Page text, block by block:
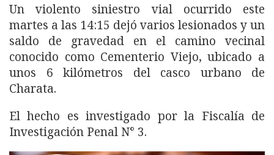
Un violento siniestro vial ocurrido este
martes a las 14:15 dejó varios lesionados y un
saldo de gravedad en el camino vecinal
conocido como Cementerio Viejo, ubicado a
unos 6 kilómetros del casco urbano de
Charata.
El hecho es investigado por la Fiscalía de
Investigación Penal N° 3.